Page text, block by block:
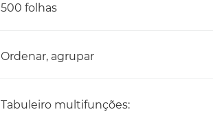
500 folhas
Ordenar, agrupar
Tabuleiro multifunções: